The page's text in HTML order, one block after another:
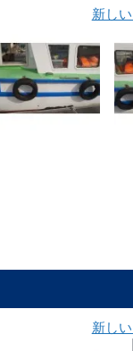
新し
新し